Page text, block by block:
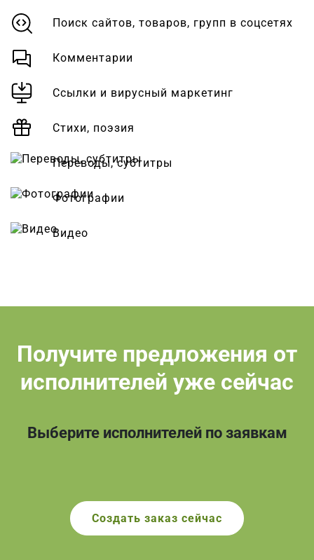
Поиск сайтов, товаров, групп в соцсетях
Комментарии
Ссылки и вирусный маркетинг
Стихи, поэзия
Переводы, субтитры
Фотографии
Видео
Получите предложения от
исполнителей уже сейчас
Выберите исполнителей по заявкам
Создать заказ сейчас